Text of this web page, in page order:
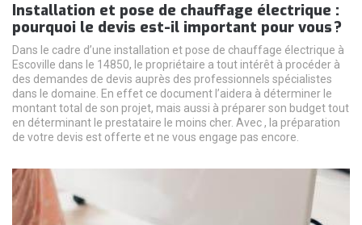
Installation et pose de chauffage électrique :
pourquoi le devis est-il important pour vous ?
Dans le cadre d’une installation et pose de chauffage électrique à
Escoville dans le 14850, le propriétaire a tout intérêt à procéder à
des demandes de devis auprès des professionnels spécialistes
dans le domaine. En effet ce document l’aidera à déterminer le
montant total de son projet, mais aussi à préparer son budget tout
en déterminant le prestataire le moins cher. Avec , la préparation
de votre devis est offerte et ne vous engage pas encore.